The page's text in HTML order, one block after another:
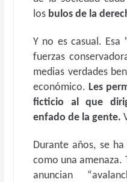
los bulos de la
Y no es casual. Esa
fuerzas
medias verdades
económico. Les
ficticio al que
enfado de la gente.
Durante años, se
como una amenaza.
anuncian